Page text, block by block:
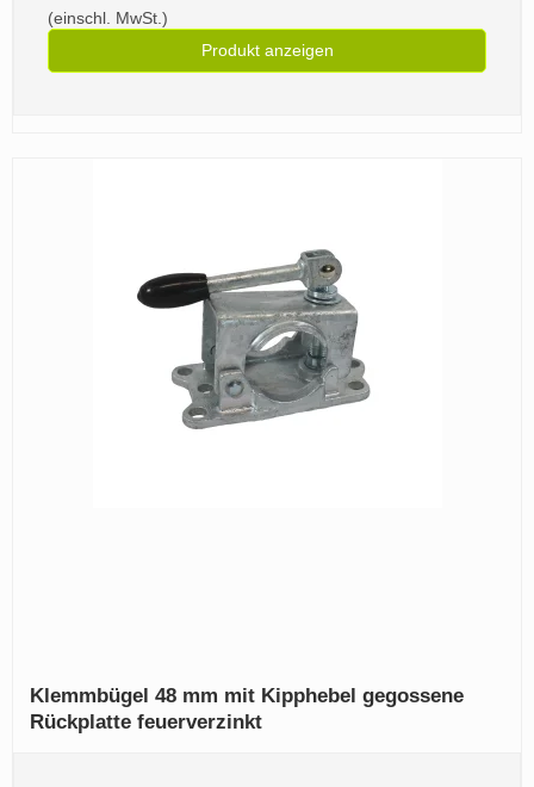
(einschl. MwSt.)
Produkt anzeigen
Klemmbügel 48 mm mit Kipphebel gegossene
Rückplatte feuerverzinkt